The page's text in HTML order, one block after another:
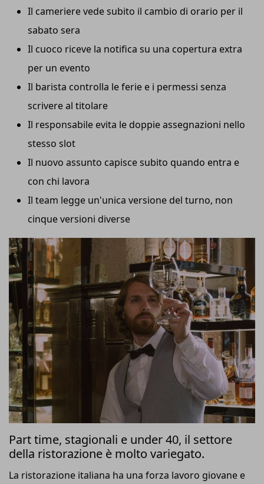
Il cameriere vede subito il cambio di orario per il
sabato sera
Il cuoco riceve la notifica su una copertura extra
per un evento
Il barista controlla le ferie e i permessi senza
scrivere al titolare
Il responsabile evita le doppie assegnazioni nello
stesso slot
Il nuovo assunto capisce subito quando entra e
con chi lavora
Il team legge un'unica versione del turno, non
cinque versioni diverse
Part time, stagionali e under 40, il settore
della ristorazione è molto variegato.
La ristorazione italiana ha una forza lavoro giovane e